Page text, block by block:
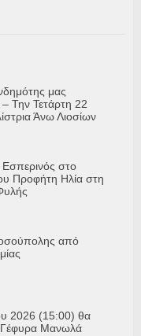
μας
Την Τετάρτη 22
Άνω Λιοσίων
Εσπερινός στο
Προφήτη Ηλία στη
από
2026 (15:00) θα
Γέφυρα Μανωλά